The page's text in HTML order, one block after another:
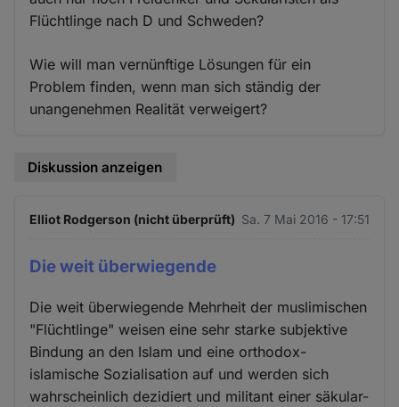
Flüchtlinge nach D und Schweden?
Wie will man vernünftige Lösungen für ein
Problem finden, wenn man sich ständig der
unangenehmen Realität verweigert?
Diskussion anzeigen
Elliot Rodgerson (nicht überprüft) Sa. 7 Mai 2016 - 17:51
Die weit überwiegende
Die weit überwiegende Mehrheit der muslimischen
"Flüchtlinge" weisen eine sehr starke subjektive
Bindung an den Islam und eine orthodox-
islamische Sozialisation auf und werden sich
wahrscheinlich dezidiert und militant einer säkular-